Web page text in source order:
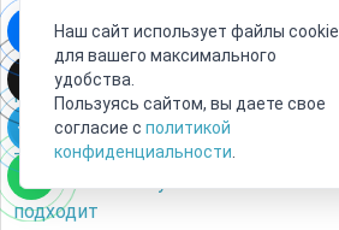
сердолик от
искусственного
камня?
Камень сердолик
- его магические
свойства и кому
подходит
Наш сайт использует файлы cookie
для вашего максимального
удобства.
Пользуясь сайтом, вы даете свое
согласие с политикой
конфиденциальности